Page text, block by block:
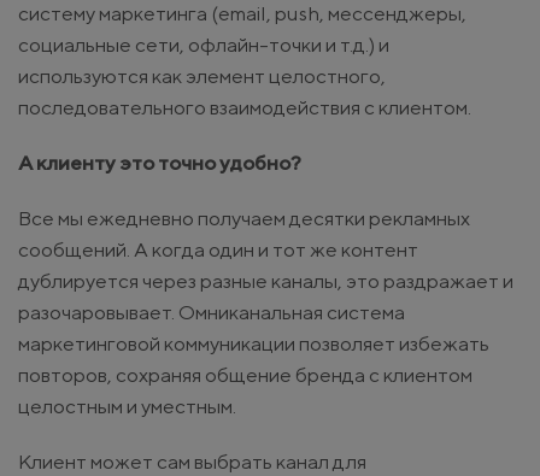
систему маркетинга (email, push, мессенджеры,
социальные сети, офлайн-точки и т.д.) и
используются как элемент целостного,
последовательного взаимодействия с клиентом.
А клиенту это точно удобно?
Все мы ежедневно получаем десятки рекламных
сообщений. А когда один и тот же контент
дублируется через разные каналы, это раздражает и
разочаровывает. Омниканальная система
маркетинговой коммуникации позволяет избежать
повторов, сохраняя общение бренда с клиентом
целостным и уместным.
Клиент может сам выбрать канал для